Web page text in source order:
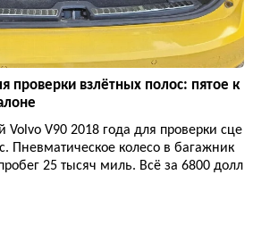
проверки взлётных полос: пятое к
V90 2018 года для проверки сце
Пневматическое колесо в багажник
25 тысяч миль. Всё за 6800 долл